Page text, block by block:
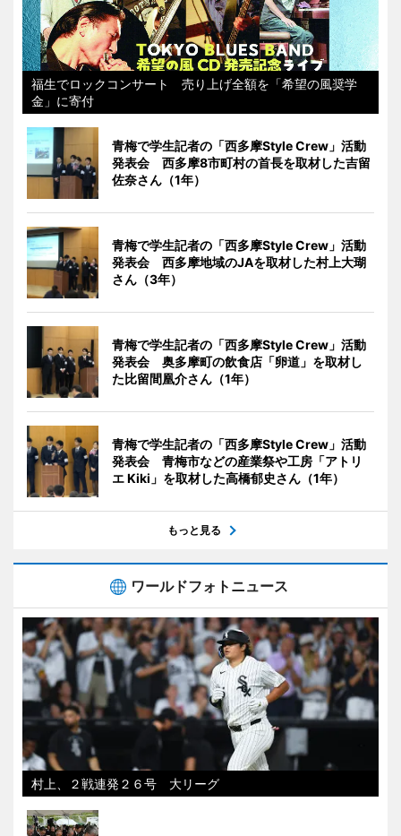
福生でロックコンサート 売り上げ全額を「希望の風奨学
金」に寄付
青梅で学生記者の「西多摩Style Crew」活動
発表会 西多摩8市町村の首長を取材した吉留
佐奈さん（1年）
青梅で学生記者の「西多摩Style Crew」活動
発表会 西多摩地域のJAを取材した村上大瑚
さん（3年）
青梅で学生記者の「西多摩Style Crew」活動
発表会 奥多摩町の飲食店「卵道」を取材し
た比留間凰介さん（1年）
青梅で学生記者の「西多摩Style Crew」活動
発表会 青梅市などの産業祭や工房「アトリ
エ Kiki」を取材した高橋郁史さん（1年）
もっと見る
ワールドフォトニュース
村上、２戦連発２６号 大リーグ